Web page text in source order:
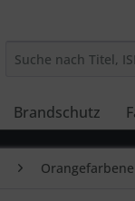
Brandschutz